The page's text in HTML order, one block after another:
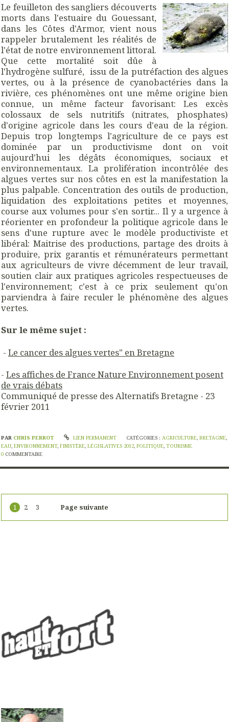
Le feuilleton des sangliers découverts
morts dans l'estuaire du Gouessant,
dans les Côtes d'Armor, vient nous
rappeler brutalement les réalités de
l'état de notre environnement littoral.
Que cette mortalité soit dûe à
l'hydrogène sulfuré, issu de la putréfaction des algues
vertes, ou à la présence de cyanobactéries dans la
rivière, ces phénomènes ont une même origine bien
connue, un même facteur favorisant: Les excès
colossaux de sels nutritifs (nitrates, phosphates)
d'origine agricole dans les cours d'eau de la région.
Depuis trop longtemps l'agriculture de ce pays est
dominée par un productivisme dont on voit
aujourd'hui les dégâts économiques, sociaux et
environnementaux. La prolifération incontrôlée des
algues vertes sur nos côtes en est la manifestation la
plus palpable. Concentration des outils de production,
liquidation des exploitations petites et moyennes,
course aux volumes pour s'en sortir... Il y a urgence à
réorienter en profondeur la politique agricole dans le
sens d'une rupture avec le modèle productiviste et
libéral: Maitrise des productions, partage des droits à
produire, prix garantis et rémunérateurs permettant
aux agriculteurs de vivre décemment de leur travail,
soutien clair aux pratiques agricoles respectueuses de
l'environnement; c'est à ce prix seulement qu'on
parviendra à faire reculer le phénomène des algues
vertes.
Sur le même sujet :
- Le cancer des algues vertes" en Bretagne
- Les affiches de France Nature Environnement posent
de vrais débats
Communiqué de presse des Alternatifs Bretagne - 23
février 2011
PAR CHRIS PERROT LIEN PERMANENT CATÉGORIES :AGRICULTURE,BRETAGNE,
EAU, ENVIRONNEMENT, FINISTÈRE, LÉGISLATIVES 2012, POLITIQUE, TOURISME
0 COMMENTAIRE
1 2 3 Page suivante